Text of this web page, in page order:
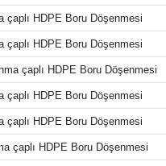
çaplı HDPE Boru Döşenmesi
çaplı HDPE Boru Döşenmesi
çaplı HDPE Boru Döşenmesi
çaplı HDPE Boru Döşenmesi
çaplı HDPE Boru Döşenmesi
çaplı HDPE Boru Döşenmesi